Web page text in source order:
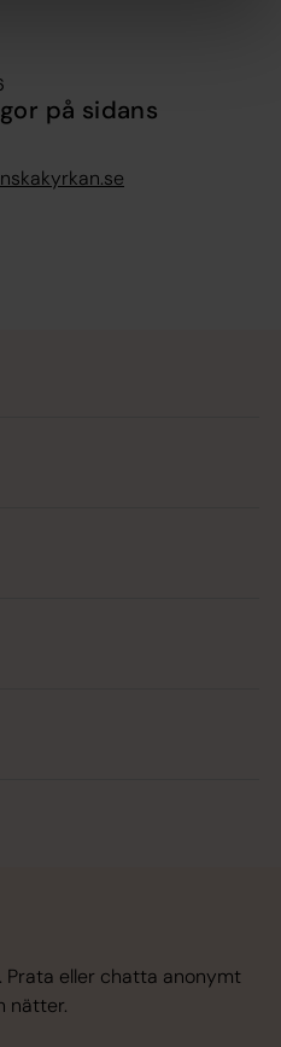
på sidans
eller chatta anonymt
nätter.